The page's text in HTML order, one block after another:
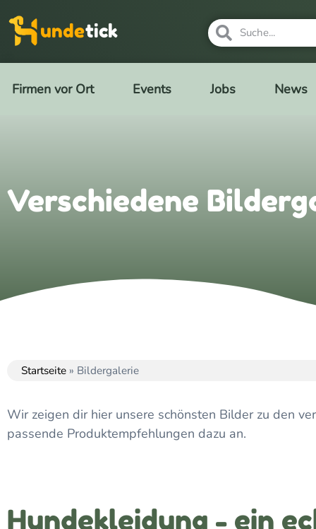
undetick
Firmen vor Ort Events Jobs News
Verschiedene
Startseite » Bildergalerie
Wir zeigen dir hier unsere schönsten Bilder zu den
passende Produktempfehlungen dazu an.
Hundekleidung - ein